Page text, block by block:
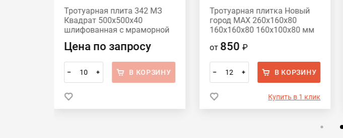
Тротуарная плита 342 МЗ
Квадрат 500x500х40
шлифованная с мраморной
Цена по запросу
– + В КОРЗИНУ
Тротуарная плитка Новый
город MAX 260х160х80
160х160х80 160х100х80 мм
от 850 ₽
– + В КОРЗИНУ
Купить в 1 клик